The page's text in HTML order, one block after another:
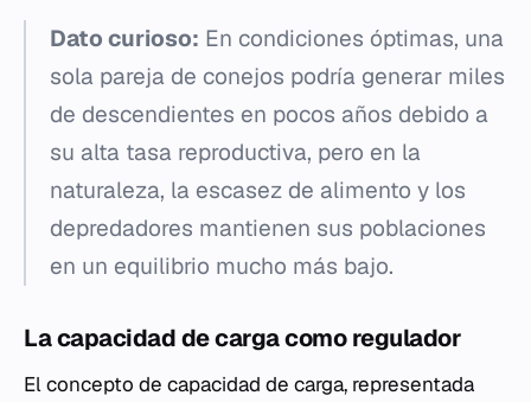
Dato curioso: En condiciones óptimas, una
sola pareja de conejos podría generar miles
de descendientes en pocos años debido a
su alta tasa reproductiva, pero en la
naturaleza, la escasez de alimento y los
depredadores mantienen sus poblaciones
en un equilibrio mucho más bajo.
La capacidad de carga como regulador
El concepto de capacidad de carga, representada